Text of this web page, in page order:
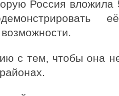
Россия вложила
с тем, чтобы она